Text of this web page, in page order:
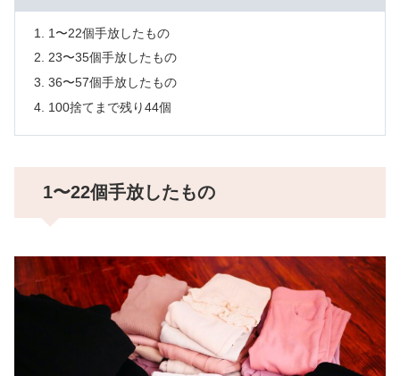
1〜22個手放したもの
23〜35個手放したもの
36〜57個手放したもの
100捨てまで残り44個
1〜22個手放したもの